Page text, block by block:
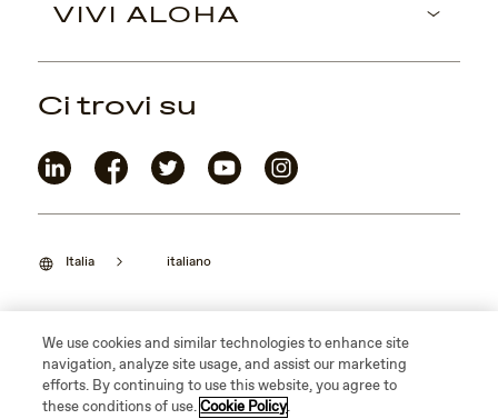
VIVI ALOHA
Italia italiano
©2026 Maui Jim, Inc. Lahaina, Hawaii
Ci trovi su
We use cookies and similar technologies to enhance site
navigation, analyze site usage, and assist our marketing
efforts. By continuing to use this website, you agree to
these conditions of use.Cookie Policy.